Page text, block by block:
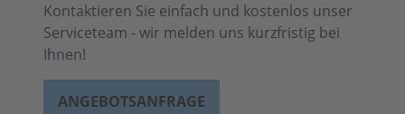
Kontaktieren Sie einfach und kostenlos unser
Serviceteam - wir melden uns kurzfristig bei
Ihnen!
ANGEBOTSANFRAGE